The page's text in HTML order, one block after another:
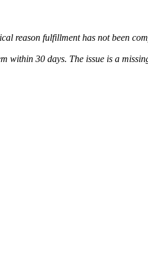
reason fulfillment has not been
within 30 days. The issue is a